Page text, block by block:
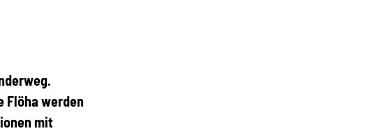
Flöha werden
mit